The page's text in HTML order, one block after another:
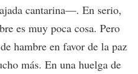
cantarina—. En serio,
es muy poca cosa. Pero
hambre en favor de la paz
más. En una huelga de